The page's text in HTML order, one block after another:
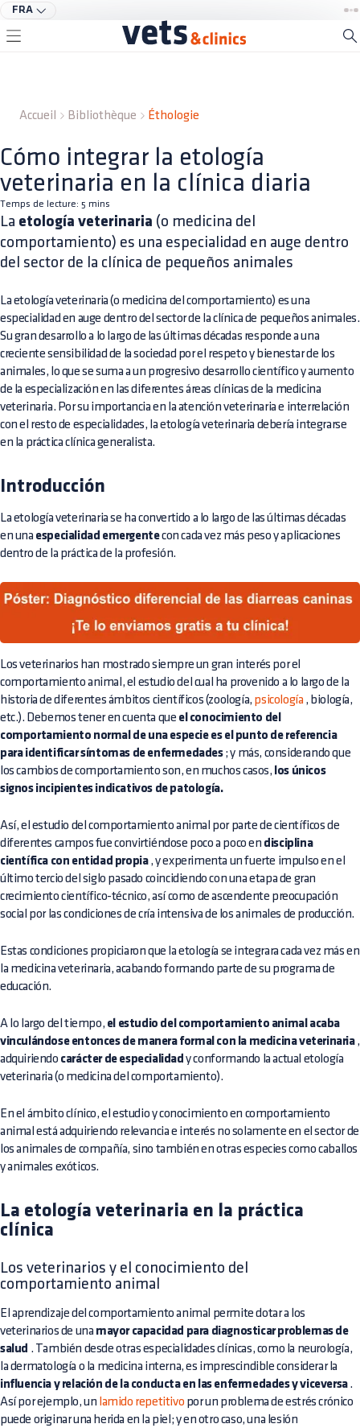
FRA
Accueil Bibliothèque Éthologie
Cómo integrar la etología
veterinaria en la clínica diaria
Temps de lecture: 5 mins
La etología veterinaria (o medicina del
comportamiento) es una especialidad en auge dentro
del sector de la clínica de pequeños animales
La etología veterinaria (o medicina del comportamiento) es una
especialidad en auge dentro del sector de la clínica de pequeños animales.
Su gran desarrollo a lo largo de las últimas décadas responde a una
creciente sensibilidad de la sociedad por el respeto y bienestar de los
animales, lo que se suma a un progresivo desarrollo científico y aumento
de la especialización en las diferentes áreas clínicas de la medicina
veterinaria. Por su importancia en la atención veterinaria e interrelación
con el resto de especialidades, la etología veterinaria debería integrarse
en la práctica clínica generalista.
Introducción
La etología veterinaria se ha convertido a lo largo de las últimas décadas
en una especialidad emergentecon cada vez más peso y aplicaciones
dentro de la práctica de la profesión.
Los veterinarios han mostrado siempre un gran interés por el
comportamiento animal, el estudio del cual ha provenido a lo largo de la
historia de diferentes ámbitos científicos (zoología, psicología , biología,
etc.). Debemos tener en cuenta que el conocimiento del
comportamiento normal de una especie es el punto de referencia
para identificar síntomas de enfermedades; y más, considerando que
los cambios de comportamiento son, en muchos casos, los únicos
signos incipientes indicativos de patología.
Así, el estudio del comportamiento animal por parte de científicos de
diferentes campos fue convirtiéndose poco a poco en disciplina
científica con entidad propia, y experimenta un fuerte impulso en el
último tercio del siglo pasado coincidiendo con una etapa de gran
crecimiento científico-técnico, así como de ascendente preocupación
social por las condiciones de cría intensiva de los animales de producción.
Estas condiciones propiciaron que la etología se integrara cada vez más en
la medicina veterinaria, acabando formando parte de su programa de
educación.
A lo largo del tiempo, el estudio del comportamiento animal acaba
vinculándose entonces de manera formal con la medicina veterinaria,
adquiriendo carácter de especialidad y conformando la actual etología
veterinaria (o medicina del comportamiento).
En el ámbito clínico, el estudio y conocimiento en comportamiento
animal está adquiriendo relevancia e interés no solamente en el sector de
los animales de compañía, sino también en otras especies como caballos
y animales exóticos.
La etología veterinaria en la práctica
clínica
Los veterinarios y el conocimiento del
comportamiento animal
El aprendizaje del comportamiento animal permite dotar a los
veterinarios de una mayor capacidad para diagnosticar problemas de
salud . También desde otras especialidades clínicas, como la neurología,
la dermatología o la medicina interna, es imprescindible considerar la
influencia y relación de la conducta en las enfermedades y viceversa.
Así por ejemplo, un lamido repetitivo por un problema de estrés crónico
puede originar una herida en la piel; y en otro caso, una lesión